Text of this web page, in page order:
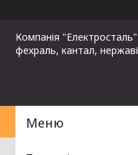
Компанія
фехраль, кантал,